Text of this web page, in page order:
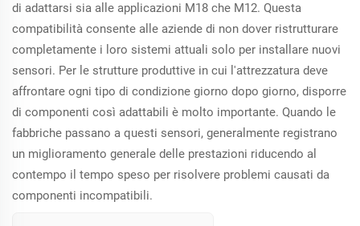
adattabilità in diversi
settori industriali.
Funziona in un
intervallo di
temperatura
compreso tra -25 °C
e +70 °C,
assicurando un
utilizzo affidabile in
ambienti
diversificati.
di adattarsi sia alle applicazioni M18 che M12. Questa
compatibilità consente alle aziende di non dover ristrutturare
completamente i loro sistemi attuali solo per installare nuovi
sensori. Per le strutture produttive in cui l'attrezzatura deve
affrontare ogni tipo di condizione giorno dopo giorno, disporre
di componenti così adattabili è molto importante. Quando le
fabbriche passano a questi sensori, generalmente registrano
un miglioramento generale delle prestazioni riducendo al
contempo il tempo speso per risolvere problemi causati da
componenti incompatibili.